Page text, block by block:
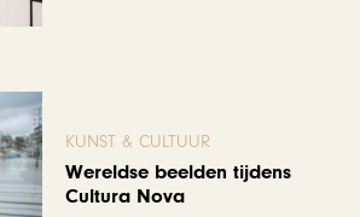
KUNST & CULTUUR
Wereldse beelden tijdens
Cultura Nova